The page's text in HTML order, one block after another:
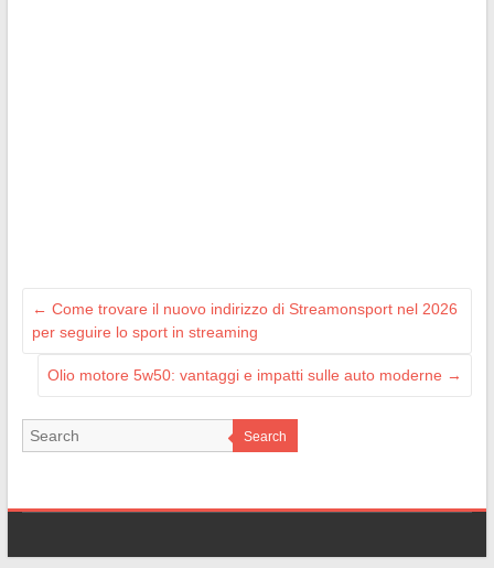
← Come trovare il nuovo indirizzo di Streamonsport nel 2026
per seguire lo sport in streaming
Olio motore 5w50: vantaggi e impatti sulle auto moderne →
Search